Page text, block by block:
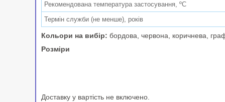
Рекомендована температура застосування, ºС
Термін служби (не менше), років
Кольори на вибір: бордова, червона, коричнева,
Розміри
Доставку у вартість не включено.